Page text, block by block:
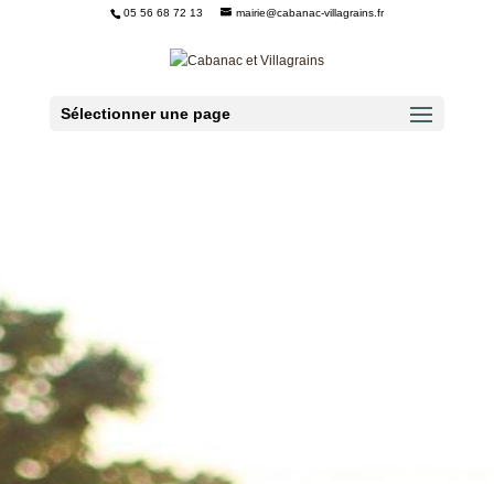
05 56 68 72 13 mairie@cabanac-villagrains.fr
Sélectionner une page